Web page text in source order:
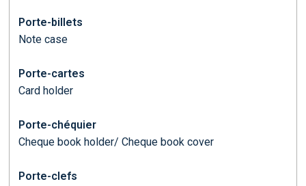
Porte-billets
Note case
Porte-cartes
Card holder
Porte-chéquier
Cheque book holder/ Cheque book cover
Porte-clefs